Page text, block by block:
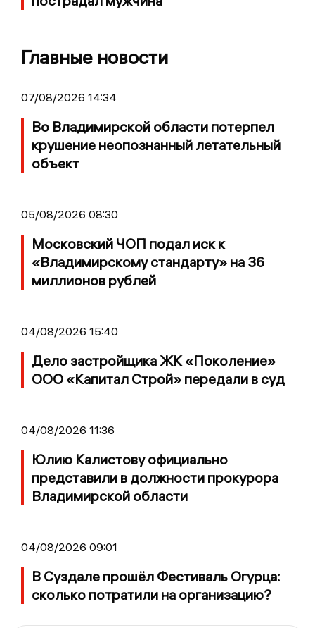
Главные новости
07/08/2026 14:34
Во Владимирской области потерпел
крушение неопознанный летательный
объект
05/08/2026 08:30
Московский ЧОП подал иск к
«Владимирскому стандарту» на 36
миллионов рублей
04/08/2026 15:40
Дело застройщика ЖК «Поколение»
ООО «Капитал Строй» передали в суд
04/08/2026 11:36
Юлию Калистову официально
представили в должности прокурора
Владимирской области
04/08/2026 09:01
В Суздале прошёл Фестиваль Огурца:
сколько потратили на организацию?